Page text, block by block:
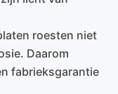
roesten niet
Daarom
fabrieksgarantie